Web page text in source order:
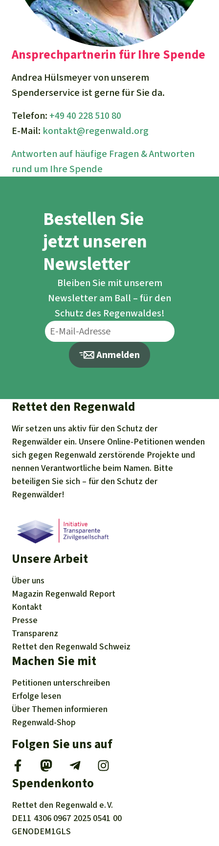
Ansprechpartnerin für Ihre Spende
Andrea Hülsmeyer von unserem
Spenderservice ist gerne für Sie da.
Telefon: +49 40 228 510 80
E-Mail: kontakt@regenwald.org
Antworten auf häufige Fragen & Antworten
rund um Ihre Spende
Bestellen Sie
jetzt unseren
Newsletter
Bleiben Sie mit unserem
Newsletter am Ball – für den
Schutz des Regenwaldes!
Anmelden
Rettet den Regenwald
Wir setzen uns aktiv für den Schutz der
Regenwälder ein. Unsere Online-Petitionen wenden
sich gegen Regenwald zerstörende Projekte und
nennen Verantwortliche beim Namen. Bitte
beteiligen Sie sich – für den Schutz der
Regenwälder!
Unsere Arbeit
Über uns
Magazin Regenwald Report
Kontakt
Presse
Transparenz
Rettet den Regenwald Schweiz
Machen Sie mit
Petitionen unterschreiben
Erfolge lesen
Über Themen informieren
Regenwald-Shop
Folgen Sie uns auf
Spendenkonto
Rettet den Regenwald e. V.
DE11 4306 0967 2025 0541 00
GENODEM1GLS